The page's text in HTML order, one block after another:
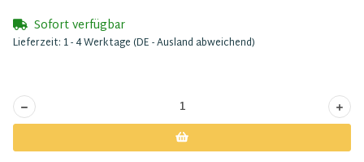
Sofort verfügbar
Lieferzeit: 1 - 4 Werktage(DE - Ausland abweichend)